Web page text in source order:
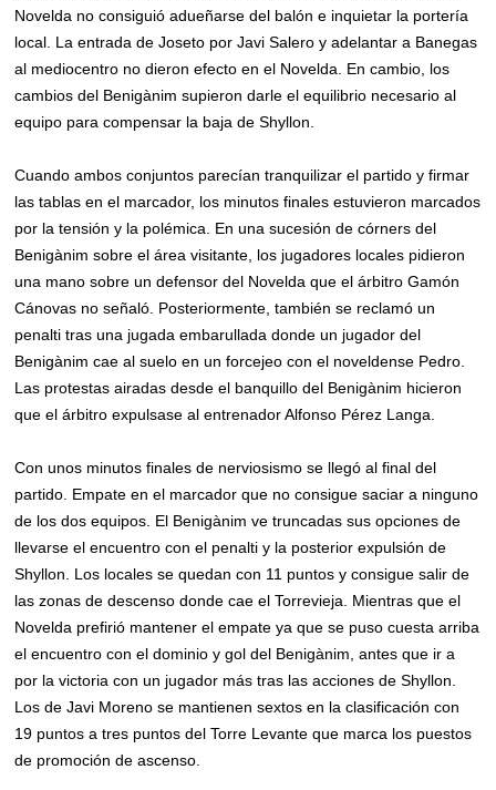
Novelda no consiguió adueñarse del balón e inquietar la portería
local. La entrada de Joseto por Javi Salero y adelantar a Banegas
al mediocentro no dieron efecto en el Novelda. En cambio, los
cambios del Benigànim supieron darle el equilibrio necesario al
equipo para compensar la baja de Shyllon.
Cuando ambos conjuntos parecían tranquilizar el partido y firmar
las tablas en el marcador, los minutos finales estuvieron marcados
por la tensión y la polémica. En una sucesión de córners del
Benigànim sobre el área visitante, los jugadores locales pidieron
una mano sobre un defensor del Novelda que el árbitro Gamón
Cánovas no señaló. Posteriormente, también se reclamó un
penalti tras una jugada embarullada donde un jugador del
Benigànim cae al suelo en un forcejeo con el noveldense Pedro.
Las protestas airadas desde el banquillo del Benigànim hicieron
que el árbitro expulsase al entrenador Alfonso Pérez Langa.
Con unos minutos finales de nerviosismo se llegó al final del
partido. Empate en el marcador que no consigue saciar a ninguno
de los dos equipos. El Benigànim ve truncadas sus opciones de
llevarse el encuentro con el penalti y la posterior expulsión de
Shyllon. Los locales se quedan con 11 puntos y consigue salir de
las zonas de descenso donde cae el Torrevieja. Mientras que el
Novelda prefirió mantener el empate ya que se puso cuesta arriba
el encuentro con el dominio y gol del Benigànim, antes que ir a
por la victoria con un jugador más tras las acciones de Shyllon.
Los de Javi Moreno se mantienen sextos en la clasificación con
19 puntos a tres puntos del Torre Levante que marca los puestos
de promoción de ascenso.